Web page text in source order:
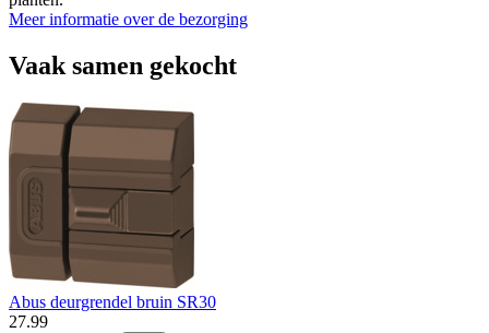
Meer informatie over de bezorging
Vaak samen gekocht
Abus deurgrendel bruin SR30
27.99